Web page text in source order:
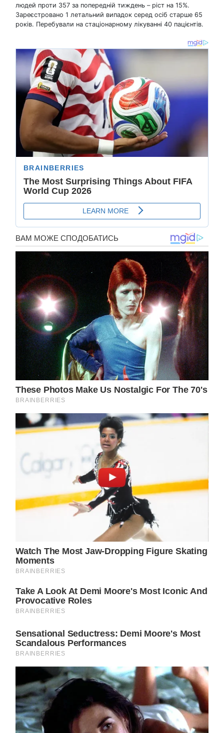
людей проти 357 за попередній тиждень – ріст на 15%.
Зареєстровано 1 летальний випадок серед осіб старше 65
років. Перебували на стаціонарному лікуванні 40 пацієнтів.